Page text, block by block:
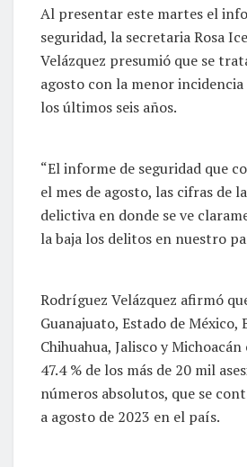
Al presentar este martes el
seguridad, la secretaria Rosa
Velázquez presumió que se
agosto con la menor incidencia
los últimos seis años.
“El informe de seguridad que
el mes de agosto, las cifras de
delictiva en donde se ve
la baja los delitos en nuestro
Rodríguez Velázquez afirmó
Guanajuato, Estado de México,
Chihuahua, Jalisco y
47.4 % de los más de 20 mil
números absolutos, que se
a agosto de 2023 en el país.